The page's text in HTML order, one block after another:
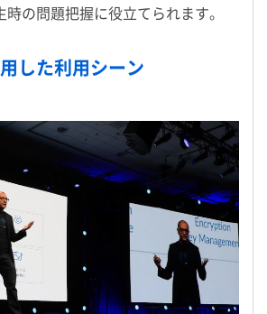
の問題把握に役立てられます。
した利用シーン